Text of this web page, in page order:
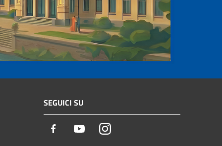
SEGUICI SU
Facebook YoutubeInstagram